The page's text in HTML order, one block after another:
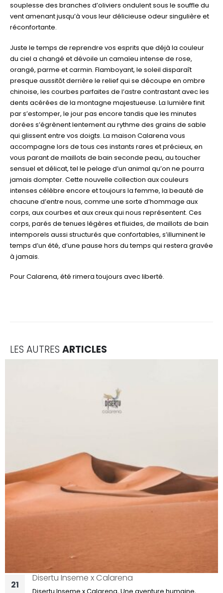
souplesse des branches d’oliviers ondulent sous le souffle du
vent amenant jusqu’à vous leur délicieuse odeur singulière et
réconfortante.
Juste le temps de reprendre vos esprits que déjà la couleur
du ciel a changé et dévoile un camaïeu intense de rose,
orangé, parme et carmin. Flamboyant, le soleil disparaît
presque aussitôt derrière le relief qui se découpe en ombre
chinoise, les courbes parfaites de l’astre contrastant avec les
dents acérées de la montagne majestueuse. La lumière finit
par s’estomper, le jour pas encore tandis que les minutes
dorées s’égrènent lentement au rythme des grains de sable
qui glissent entre vos doigts. La maison Calarena vous
accompagne lors de tous ces instants rares et précieux, en
vous parant de maillots de bain seconde peau, au toucher
sensuel et délicat, tel le pelage d’un animal qu’on ne pourra
jamais dompter. Cette nouvelle collection aux couleurs
intenses célèbre encore et toujours la femme, la beauté de
chacune d’entre nous, comme une sorte d’hommage aux
corps, aux courbes et aux creux qui nous représentent. Ces
corps, parés de tenues légères et fluides, de maillots de bain
intemporels aussi structurés que confortables, s’illuminent le
temps d’un été, d’une pause hors du temps qui restera gravée
à jamais.
Pour Calarena, été rimera toujours avec liberté.
LES AUTRES ARTICLES
13
Boudoir d’Eté – Collection Summer 2026